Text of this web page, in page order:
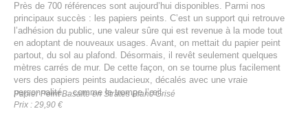
Près de 700 références sont aujourd’hui disponibles. Parmi nos
principaux succès : les papiers peints. C’est un support qui retrouve
l’adhésion du public, une valeur sûre qui est revenue à la mode tout
en adoptant de nouveaux usages. Avant, on mettait du papier peint
partout, du sol au plafond. Désormais, il revêt seulement quelques
mètres carrés de mur. De cette façon, on se tourne plus facilement
vers des papiers peints audacieux, décalés avec une vraie
personnalité... comme le trompe l’œil.
Papier Peint Basalte en Strates Blanc Grisé
Prix : 29,90 €